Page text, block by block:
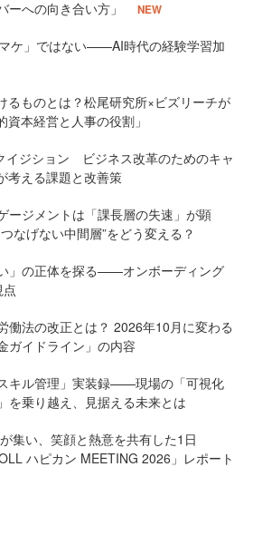
への向き合い方」
NEW
ケ」ではない——AI時代の経験学習加
るものとは？松尾研究所×ビズリーチが
本経営と人事の役割」
イジション ビジネス改革のためのキャ
考える課題と改善策
ージメントは「課長層の失速」が顕
なげない中間層”をどう変える？
」の正体を探る——オンボーディング
働法の改正とは？ 2026年10月に変わる
ガイドライン」の内容
キル管理」実装録——現場の「可視化
を乗り越え、見据える未来とは
集い、笑顔と熱意を共有した1日
ハピカン MEETING 2026」レポート